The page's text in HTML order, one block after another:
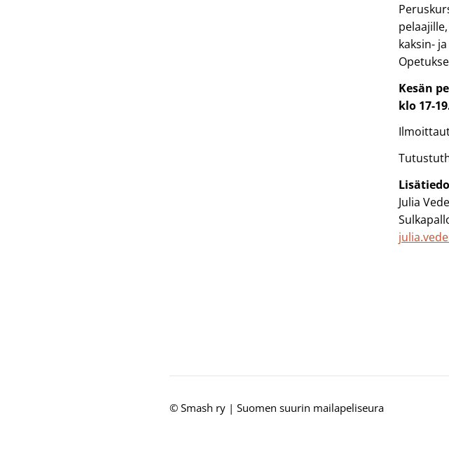
kaksin-
Kesän
klo 17-
Julia
© Smash ry | Suomen suurin mailapeliseura